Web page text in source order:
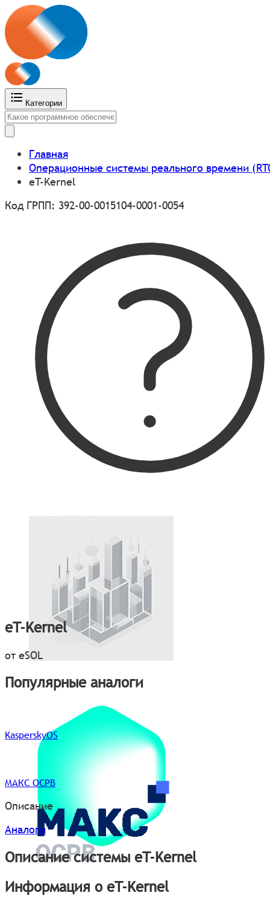
Категории
Главная
Операционные системы реального времени
eT-Kernel
Код ГРПП: 392-00-0015104-0001-0054
eT-Kernel
от eSOL
Популярные аналоги
KasperskyOS
МАКС ОСРВ
Описание
Аналоги
Описание системы eT-Kernel
Информация о eT-Kernel